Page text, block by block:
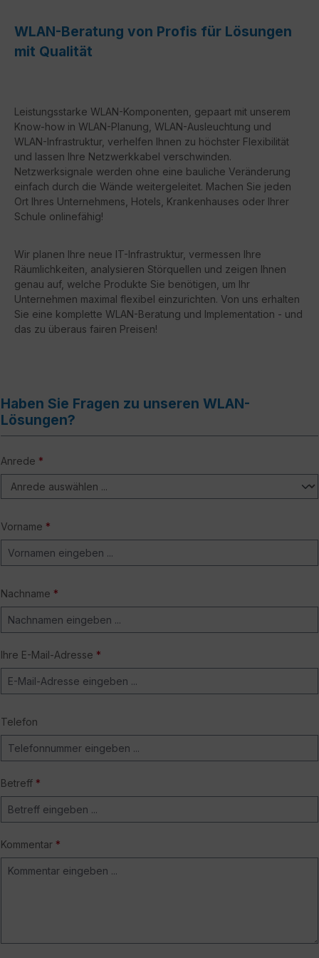
WLAN-Beratung von Profis für Lösungen
mit Qualität
Leistungsstarke WLAN-Komponenten, gepaart mit unserem
Know-how in WLAN-Planung, WLAN-Ausleuchtung und
WLAN-Infrastruktur, verhelfen Ihnen zu höchster Flexibilität
und lassen Ihre Netzwerkkabel verschwinden.
Netzwerksignale werden ohne eine bauliche Veränderung
einfach durch die Wände weitergeleitet. Machen Sie jeden
Ort Ihres Unternehmens, Hotels, Krankenhauses oder Ihrer
Schule onlinefähig!
Wir planen Ihre neue IT-Infrastruktur, vermessen Ihre
Räumlichkeiten, analysieren Störquellen und zeigen Ihnen
genau auf, welche Produkte Sie benötigen, um Ihr
Unternehmen maximal flexibel einzurichten. Von uns erhalten
Sie eine komplette WLAN-Beratung und Implementation - und
das zu überaus fairen Preisen!
Haben Sie Fragen zu unseren WLAN-
Lösungen?
Anrede *
Vorname *
Nachname *
Ihre E-Mail-Adresse *
Telefon
Betreff *
Kommentar *